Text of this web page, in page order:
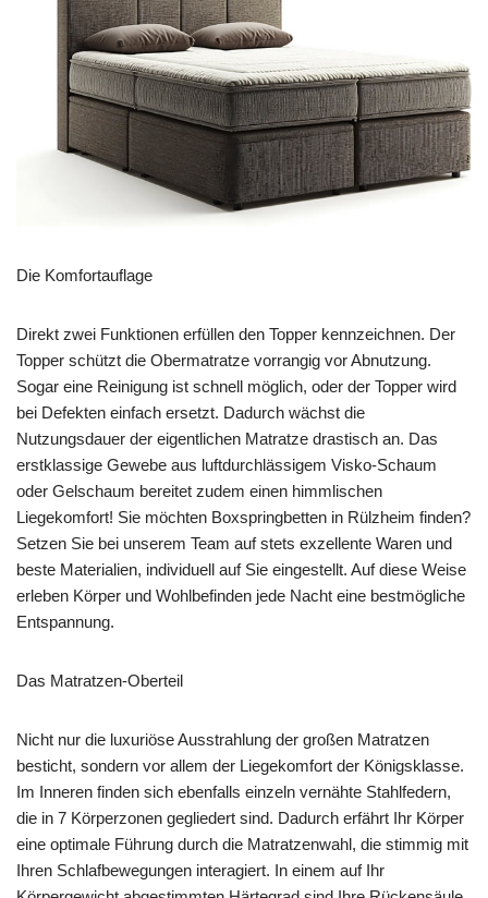
Die Komfortauflage
Direkt zwei Funktionen erfüllen den Topper kennzeichnen. Der
Topper schützt die Obermatratze vorrangig vor Abnutzung.
Sogar eine Reinigung ist schnell möglich, oder der Topper wird
bei Defekten einfach ersetzt. Dadurch wächst die
Nutzungsdauer der eigentlichen Matratze drastisch an. Das
erstklassige Gewebe aus luftdurchlässigem Visko-Schaum
oder Gelschaum bereitet zudem einen himmlischen
Liegekomfort! Sie möchten Boxspringbetten in Rülzheim finden?
Setzen Sie bei unserem Team auf stets exzellente Waren und
beste Materialien, individuell auf Sie eingestellt. Auf diese Weise
erleben Körper und Wohlbefinden jede Nacht eine bestmögliche
Entspannung.
Das Matratzen-Oberteil
Nicht nur die luxuriöse Ausstrahlung der großen Matratzen
besticht, sondern vor allem der Liegekomfort der Königsklasse.
Im Inneren finden sich ebenfalls einzeln vernähte Stahlfedern,
die in 7 Körperzonen gegliedert sind. Dadurch erfährt Ihr Körper
eine optimale Führung durch die Matratzenwahl, die stimmig mit
Ihren Schlafbewegungen interagiert. In einem auf Ihr